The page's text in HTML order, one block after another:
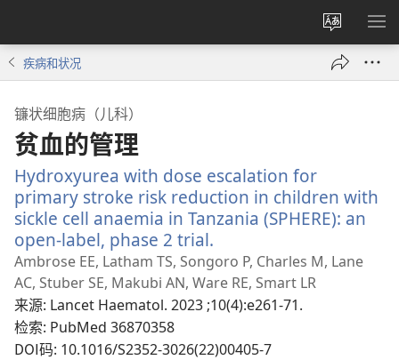
更
改
网
显
疾病和状况
镰状细胞病（儿科）
贫血的管理
Hydroxyurea with dose escalation for
primary stroke risk reduction in children with
sickle cell anaemia in Tanzania (SPHERE): an
open-label, phase 2 trial.
开
新
窗
Ambrose EE, Latham TS, Songoro P, Charles M, Lane
AC, Stuber SE, Makubi AN, Ware RE, Smart LR
来源‎: Lancet Haematol. 2023 ;10(4):e261-71.
检索‎: PubMed 36870358
DOI码‎: 10.1016/S2352-3026(22)00405-7